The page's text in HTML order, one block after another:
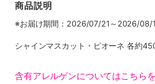
商品説明
※お届け期間：2026/07/21～2026/08/
シャインマスカット・ピオーネ 各約
含有アレルゲンについてはこちら